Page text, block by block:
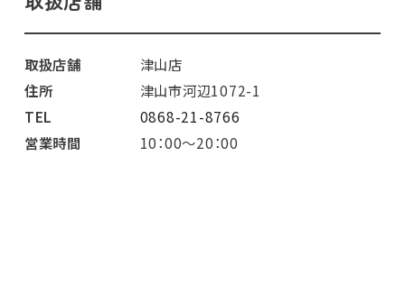
取扱店舗
津山店
住所
津山市河辺1072-1
TEL
0868-21-8766
営業時間
10：00～20：00